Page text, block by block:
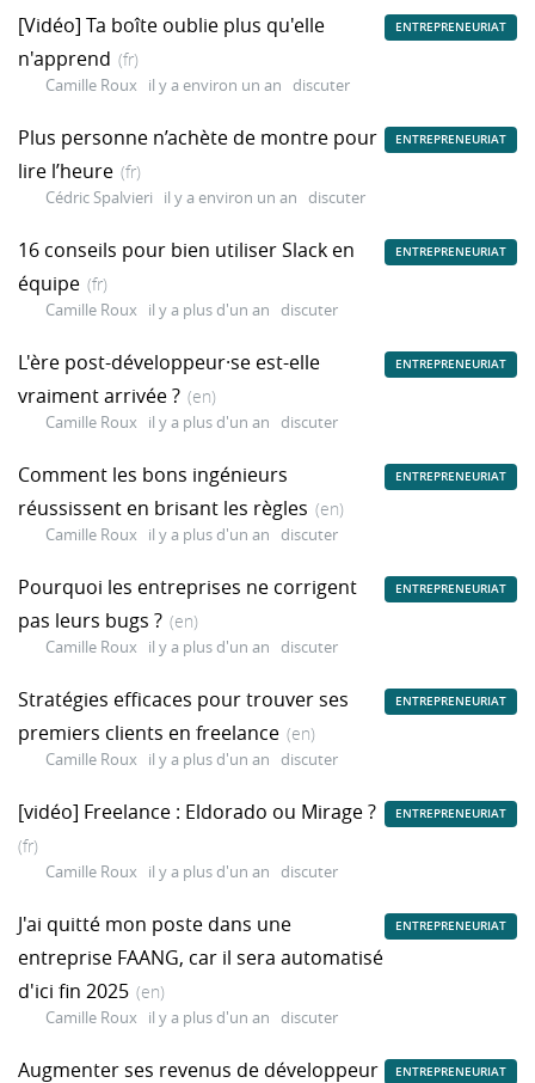
[Vidéo] Ta boîte oublie plus qu'elle
n'apprend (fr)
Camille Roux il y a environ un an discuter
ENTREPRENEURIAT
Plus personne n’achète de montre pour
lire l’heure (fr)
Cédric Spalvieri il y a environ un an discuter
ENTREPRENEURIAT
16 conseils pour bien utiliser Slack en
équipe (fr)
Camille Roux il y a plus d'un an discuter
ENTREPRENEURIAT
L'ère post-développeur·se est-elle
vraiment arrivée ? (en)
Camille Roux il y a plus d'un an discuter
ENTREPRENEURIAT
Comment les bons ingénieurs
réussissent en brisant les règles (en)
Camille Roux il y a plus d'un an discuter
ENTREPRENEURIAT
Pourquoi les entreprises ne corrigent
pas leurs bugs ? (en)
Camille Roux il y a plus d'un an discuter
ENTREPRENEURIAT
Stratégies efficaces pour trouver ses
premiers clients en freelance (en)
Camille Roux il y a plus d'un an discuter
ENTREPRENEURIAT
[vidéo] Freelance : Eldorado ou Mirage ?
(fr)
Camille Roux il y a plus d'un an discuter
ENTREPRENEURIAT
J'ai quitté mon poste dans une
entreprise FAANG, car il sera automatisé
d'ici fin 2025 (en)
Camille Roux il y a plus d'un an discuter
ENTREPRENEURIAT
Augmenter ses revenus de développeur ENTREPRENEURIAT